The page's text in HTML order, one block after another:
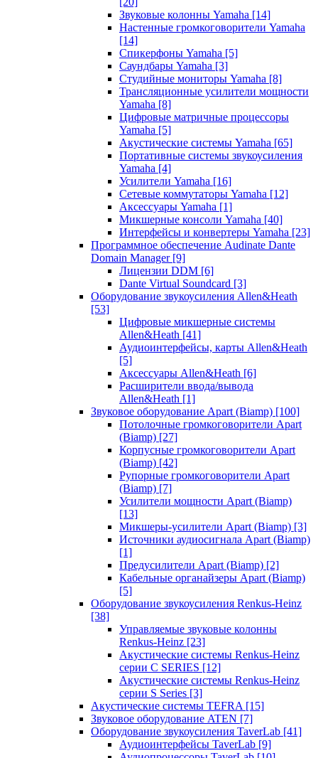
Звуковые колонны Yamaha [14]
Настенные громкоговорители Yamaha
[14]
Спикерфоны Yamaha [5]
Саундбары Yamaha [3]
Студийные мониторы Yamaha [8]
Трансляционные усилители мощности
Yamaha [8]
Цифровые матричные процессоры
Yamaha [5]
Акустические системы Yamaha [65]
Портативные системы звукоусиления
Yamaha [4]
Усилители Yamaha [16]
Сетевые коммутаторы Yamaha [12]
Аксессуары Yamaha [1]
Микшерные консоли Yamaha [40]
Интерфейсы и конвертеры Yamaha [23]
Программное обеспечение Audinate Dante
Domain Manager [9]
Лицензии DDM [6]
Dante Virtual Soundcard [3]
Оборудование звукоусиления Allen&Heath
[53]
Цифровые микшерные системы
Allen&Heath [41]
Аудиоинтерфейсы, карты Allen&Heath
[5]
Аксессуары Allen&Heath [6]
Расширители ввода/вывода
Allen&Heath [1]
Звуковое оборудование Apart (Biamp) [100]
Потолочные громкоговорители Apart
(Biamp) [27]
Корпусные громкоговорители Apart
(Biamp) [42]
Рупорные громкоговорители Apart
(Biamp) [7]
Усилители мощности Apart (Biamp)
[13]
Микшеры-усилители Apart (Biamp) [3]
Источники аудиосигнала Apart (Biamp)
[1]
Предусилители Apart (Biamp) [2]
Кабельные органайзеры Apart (Biamp)
[5]
Оборудование звукоусиления Renkus-Heinz
[38]
Управляемые звуковые колонны
Renkus-Heinz [23]
Акустические системы Renkus-Heinz
серии C SERIES [12]
Акустические системы Renkus-Heinz
серии S Series [3]
Акустические системы TEFRA [15]
Звуковое оборудование ATEN [7]
Оборудование звукоусиления TaverLab [41]
Аудиоинтерфейсы TaverLab [9]